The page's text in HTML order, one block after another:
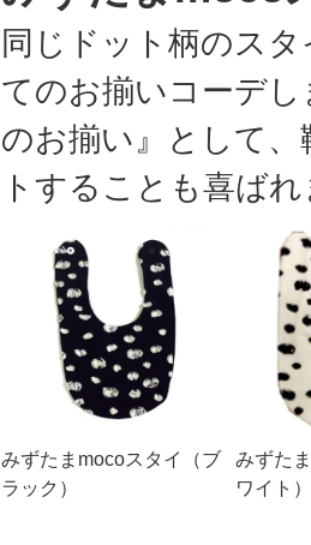
同じドット柄のス
てのお揃いコーデ
のお揃い』として
トすることも喜ば
みずたまmocoスタイ（ブ
ラック）
みずた
ワイト）